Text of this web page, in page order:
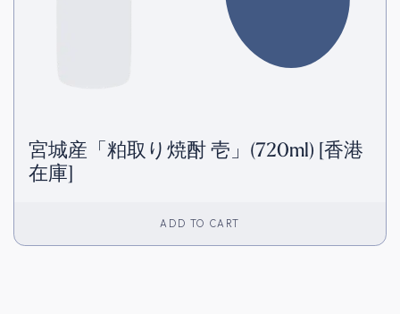
宮城産「粕取り焼酎 壱」(720ml) [香港
在庫]
ADD TO CART